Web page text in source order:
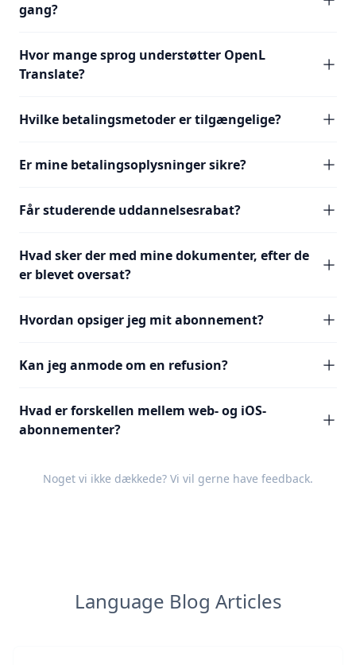
gang?
Hvor mange sprog understøtter OpenL
Translate?
Hvilke betalingsmetoder er tilgængelige?
Er mine betalingsoplysninger sikre?
Får studerende uddannelsesrabat?
Hvad sker der med mine dokumenter, efter de
er blevet oversat?
Hvordan opsiger jeg mit abonnement?
Kan jeg anmode om en refusion?
Hvad er forskellen mellem web- og iOS-
abonnementer?
Noget vi ikke dækkede? Vi vil gerne have feedback.
Language Blog Articles